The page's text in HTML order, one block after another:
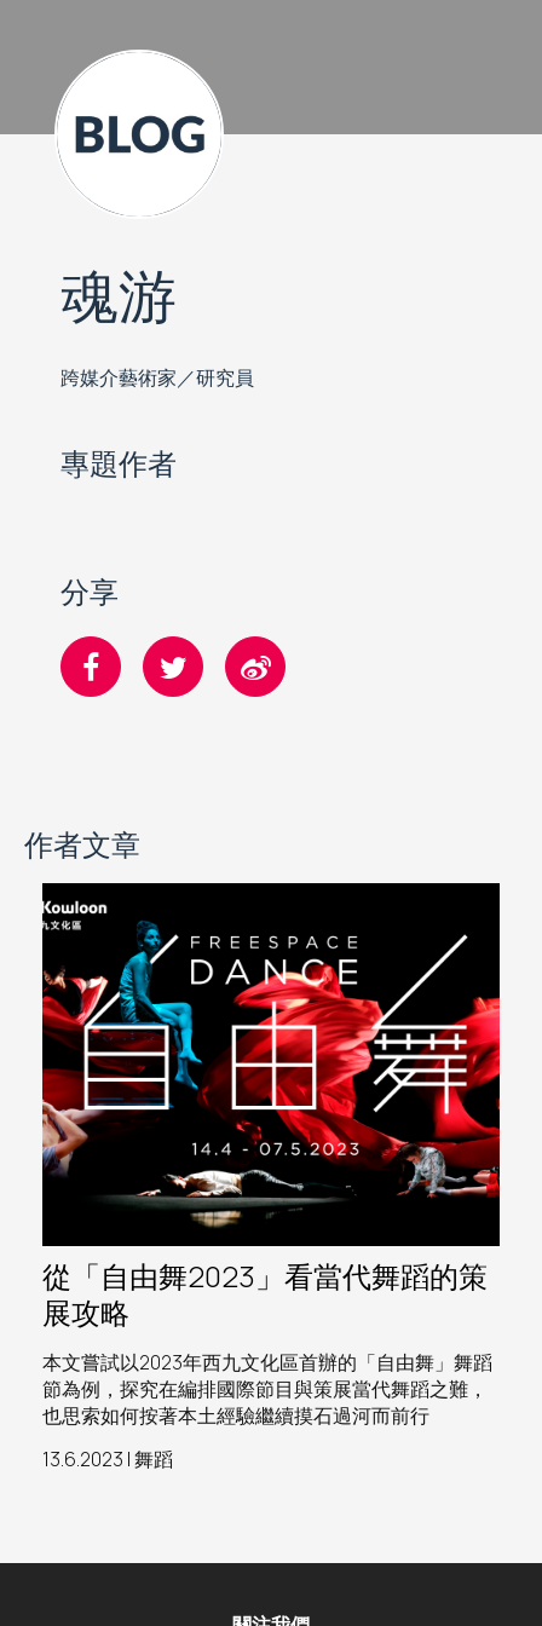
魂游
跨媒介藝術家／研究員
專題作者
分享
作者文章
從「自由舞2023」看當代舞蹈的策
展攻略
本文嘗試以2023年西九文化區首辦的「自由舞」舞蹈
節為例，探究在編排國際節目與策展當代舞蹈之難，
也思索如何按著本土經驗繼續摸石過河而前行
13.6.2023 | 舞蹈